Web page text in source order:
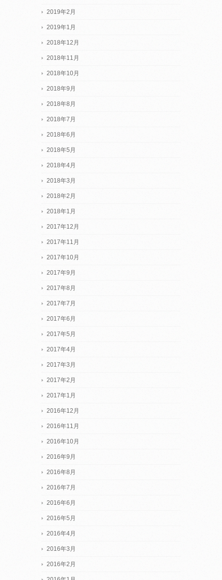
2019年2月
2019年1月
2018年12月
2018年11月
2018年10月
2018年9月
2018年8月
2018年7月
2018年6月
2018年5月
2018年4月
2018年3月
2018年2月
2018年1月
2017年12月
2017年11月
2017年10月
2017年9月
2017年8月
2017年7月
2017年6月
2017年5月
2017年4月
2017年3月
2017年2月
2017年1月
2016年12月
2016年11月
2016年10月
2016年9月
2016年8月
2016年7月
2016年6月
2016年5月
2016年4月
2016年3月
2016年2月